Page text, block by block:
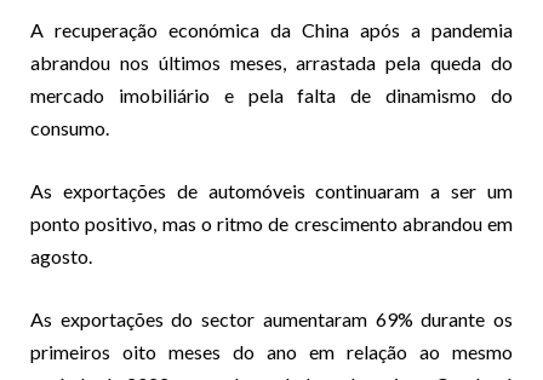
A recuperação económica da China após a pandemia
abrandou nos últimos meses, arrastada pela queda do
mercado imobiliário e pela falta de dinamismo do
consumo.
As exportações de automóveis continuaram a ser um
ponto positivo, mas o ritmo de crescimento abrandou em
agosto.
As exportações do sector aumentaram 69% durante os
primeiros oito meses do ano em relação ao mesmo